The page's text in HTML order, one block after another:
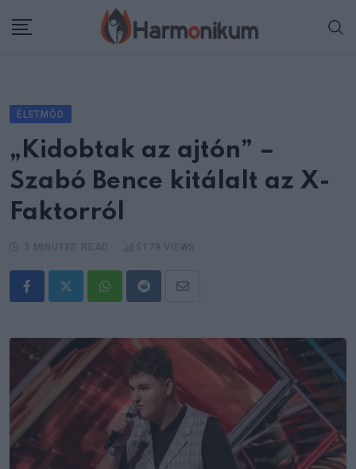
ÉLETMÓD
„Kidobtak az ajtón” –
Szabó Bence kitálalt az X-
Faktorról
WhatsappRedditShare
Email